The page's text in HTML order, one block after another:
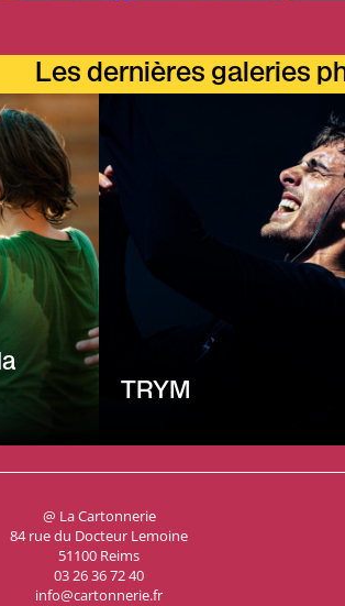
dernières galeries photos
TRYM
@ La Cartonnerie
84 rue du Docteur Lemoine
51100 Reims
03 26 36 72 40
info@cartonnerie.fr